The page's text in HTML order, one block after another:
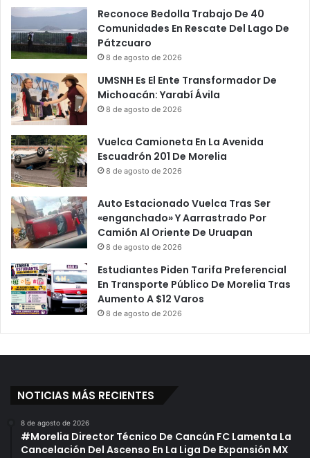
Reconoce Bedolla Trabajo De 40
Comunidades En Rescate Del Lago De
Pátzcuaro
8 de agosto de 2026
UMSNH Es El Ente Transformador De
Michoacán: Yarabí Ávila
8 de agosto de 2026
Vuelca Camioneta En La Avenida
Escuadrón 201 De Morelia
8 de agosto de 2026
Auto Estacionado Vuelca Tras Ser
«enganchado» Y Aarrastrado Por
Camión Al Oriente De Uruapan
8 de agosto de 2026
Estudiantes Piden Tarifa Preferencial
En Transporte Público De Morelia Tras
Aumento A $12 Varos
8 de agosto de 2026
NOTICIAS MÁS RECIENTES
8 de agosto de 2026
#Morelia Director Técnico De Cancún FC Lamenta La
Cancelación Del Ascenso En La Liga De Expansión MX